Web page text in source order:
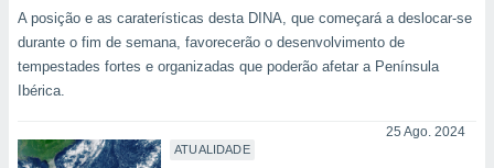
Pode
na nossa
e
A posição e as caraterísticas desta DINA, que começará a deslocar-se
durante o fim de semana, favorecerão o desenvolvimento de
tempestades fortes e organizadas que poderão afetar a Península
Ibérica.
ATUALIDADE
25 Ago. 2024